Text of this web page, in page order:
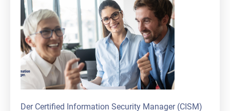
Der Certified Information Security Manager (CISM)